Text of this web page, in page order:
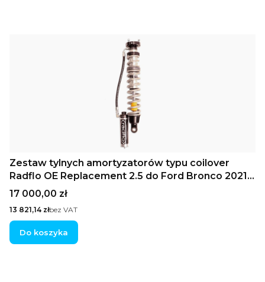
Zestaw tylnych amortyzatorów typu coilover
Radflo OE Replacement 2.5 do Ford Bronco 2021+
ze zdalnymi zbiornikami olej-gazowymi
Cena
17 000,00 zł
Cena
13 821,14 złbez VAT
Do koszyka